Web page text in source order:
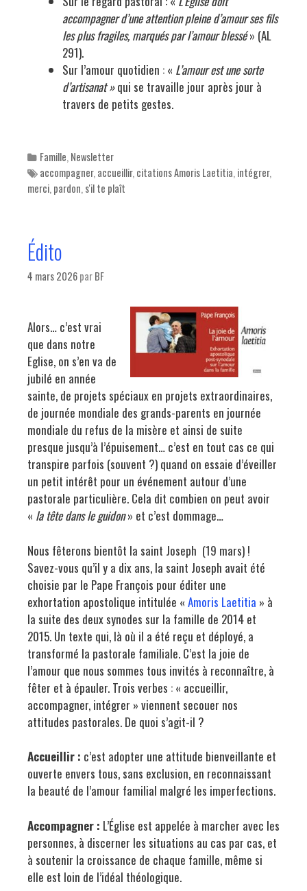
accompagner d’une attention pleine d’amour ses fils
les plus fragiles, marqués par l’amour blessé» (AL
291).
Sur l’amour quotidien : « L’amour est une sorte
d’artisanat »qui se travaille jour après jour à
travers de petits gestes.
Categories
Famille, Newsletter
Tags
accompagner, accueillir, citations Amoris Laetitia, intégrer,
merci, pardon, s'il te plaît
Édito
4 mars 2026parBF
Alors… c’est vrai
que dans notre
Eglise, on s’en va de
jubilé en année
sainte, de projets spéciaux en projets extraordinaires,
de journée mondiale des grands-parents en journée
mondiale du refus de la misère et ainsi de suite
presque jusqu’à l’épuisement… c’est en tout cas ce qui
transpire parfois (souvent ?) quand on essaie d’éveiller
un petit intérêt pour un événement autour d’une
pastorale particulière. Cela dit combien on peut avoir
« la tête dans le guidon» et c’est dommage…
Nous fêterons bientôt la saint Joseph (19 mars) !
Savez-vous qu’il y a dix ans, la saint Joseph avait été
choisie par le Pape François pour éditer une
exhortation apostolique intitulée « Amoris Laetitia » à
la suite des deux synodes sur la famille de 2014 et
2015. Un texte qui, là où il a été reçu et déployé, a
transformé la pastorale familiale. C’est la joie de
l’amour que nous sommes tous invités à reconnaître, à
fêter et à épauler. Trois verbes : « accueillir,
accompagner, intégrer » viennent secouer nos
attitudes pastorales. De quoi s’agit-il ?
Accueillir : c’est adopter une attitude bienveillante et
ouverte envers tous, sans exclusion, en reconnaissant
la beauté de l’amour familial malgré les imperfections.
Accompagner : L’Église est appelée à marcher avec les
personnes, à discerner les situations au cas par cas, et
à soutenir la croissance de chaque famille, même si
elle est loin de l’idéal théologique.